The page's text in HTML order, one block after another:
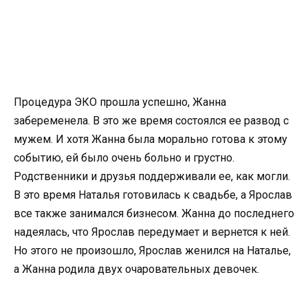
Процедура ЭКО прошла успешно, Жанна
забеременела. В это же время состоялся ее развод с
мужем. И хотя Жанна была морально готова к этому
событию, ей было очень больно и грустно.
Родственники и друзья поддерживали ее, как могли.
В это время Наталья готовилась к свадьбе, а Ярослав
все также занимался бизнесом. Жанна до последнего
надеялась, что Ярослав передумает и вернется к ней.
Но этого не произошло, Ярослав женился на Наталье,
а Жанна родила двух очаровательных девочек.